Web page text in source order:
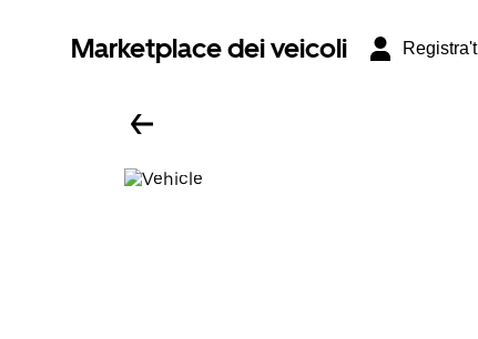
Marketplace dei veicoli Registra't